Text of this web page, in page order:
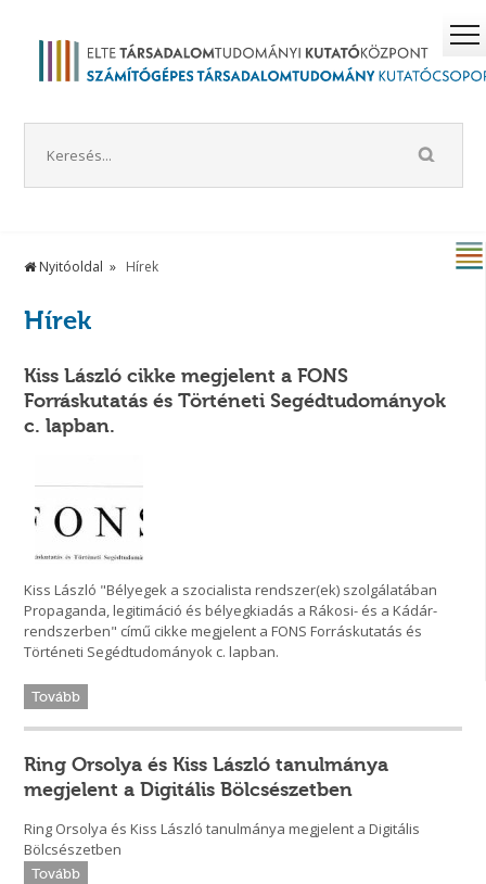
Nyitóoldal Hírek
Hírek
Kiss László cikke megjelent a FONS
Forráskutatás és Történeti Segédtudományok
c. lapban.
Kiss László "Bélyegek a szocialista rendszer(ek) szolgálatában
Propaganda, legitimáció és bélyegkiadás a Rákosi- és a Kádár-
rendszerben" című cikke megjelent a FONS Forráskutatás és
Történeti Segédtudományok c. lapban.
Tovább
Ring Orsolya és Kiss László tanulmánya
megjelent a Digitális Bölcsészetben
Ring Orsolya és Kiss László tanulmánya megjelent a Digitális
Bölcsészetben
Tovább